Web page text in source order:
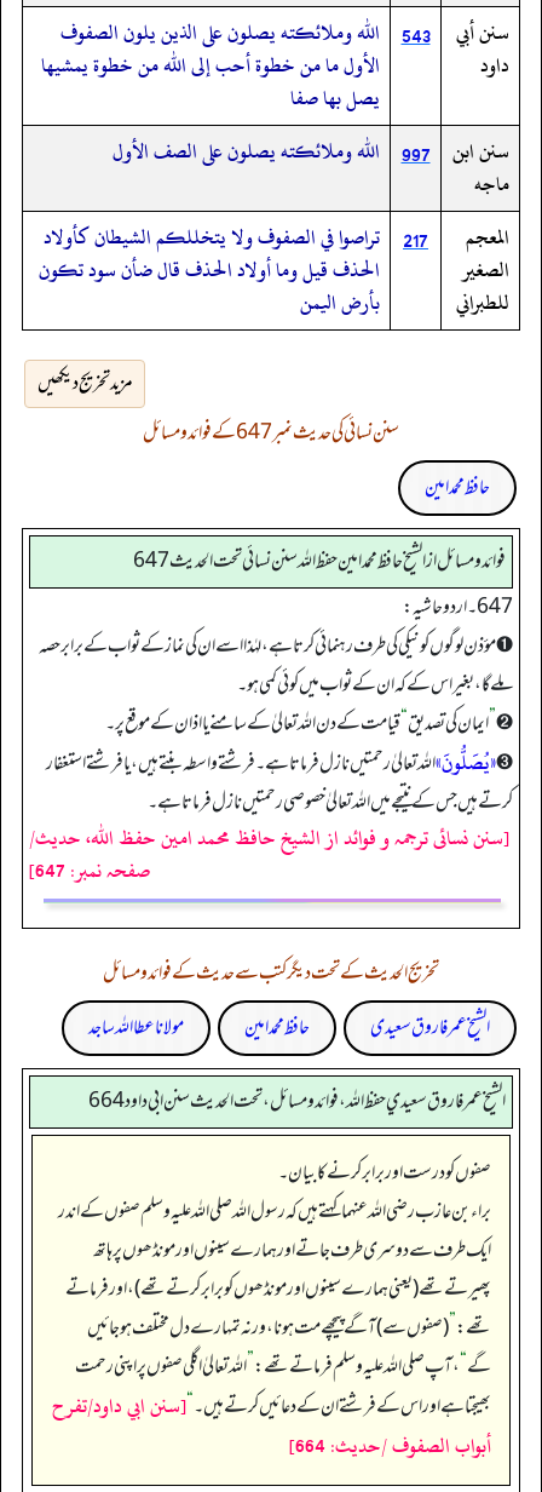
سنن أبي
داود
543 الله وملائكته يصلون على الذين يلون الصفوف
الأول ما من خطوة أحب إلى الله من خطوة يمشيها
يصل بها صفا
سنن ابن
ماجه
997 الله وملائكته يصلون على الصف الأول
المعجم
الصغير
للطبراني
217 تراصوا في الصفوف ولا يتخللكم الشيطان كأولاد
الحذف قيل وما أولاد الحذف قال ضأن سود تكون
بأرض اليمن
مزید تخریج دیکھیں
سنن نسائی کی حدیث نمبر 647 کے فوائد و مسائل
حافظ محمد امین
فوائد ومسائل از الشيخ حافظ محمد امين حفظ الله سنن نسائي تحت الحديث 647
647 ۔ اردو حاشیہ:
➊ مؤذن لوگوں کو نیکی کی طرف رہنمائی کرتا ہے، لہٰذا اسے ان کی نماز کے ثواب کے برابر حصہ
ملے گا، بغیر اس کے کہ ان کے ثواب میں کوئی کمی ہو۔
➋
”ایمان کی تصدیق“قیامت کے دن اللہ تعالیٰ کے سامنے یا اذان کے موقع پر۔
➌«یُصَلُّونَ»اللہ تعالیٰ رحمتیں نازل فرماتا ہے۔ فرشتے واسطہ بنتے ہیں، یا فرشتے استغفار
کرتے ہیں جس کے نتیجے میں اللہ تعالیٰ خصوصی رحمتیں نازل فرماتا ہے۔
[سنن نسائی ترجمہ و فوائد از الشیخ حافظ محمد امین حفظ اللہ، حدیث/
صفحہ نمبر: 647]
تخریج الحدیث کے تحت دیگر کتب سے حدیث کے فوائد و مسائل
الشیخ عمر فاروق سعیدی
حافظ محمد امین مولانا عطا اللہ ساجد
الشيخ عمر فاروق سعيدي حفظ الله، فوائد و مسائل، تحت الحديث سنن ابي داود 664
صفوں کو درست اور برابر کرنے کا بیان۔
براء بن عازب رضی اللہ عنہما کہتے ہیں کہ رسول اللہ صلی اللہ علیہ وسلم صفوں کے اندر
ایک طرف سے دوسری طرف جاتے اور ہمارے سینوں اور مونڈھوں پر ہاتھ
پھیرتے تھے (یعنی ہمارے سینوں اور مونڈھوں کو برابر کرتے تھے)، اور فرماتے
تھے:”(صفوں سے) آگے پیچھے مت ہونا، ورنہ تمہارے دل مختلف ہو جائیں
گے“، آپ صلی اللہ علیہ وسلم فرماتے تھے:”اللہ تعالیٰ اگلی صفوں پر اپنی رحمت
بھیجتا ہے اور اس کے فرشتے ان کے دعائیں کرتے ہیں۔‏‏‏‏“[سنن ابي داود/تفرح
أبواب الصفوف /حدیث: 664]